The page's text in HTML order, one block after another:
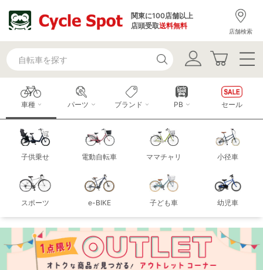
関東に100店舗以上
店頭受取送料無料
店舗検索
車種
子供乗せ 電動自転車 ママチャリ 小径車
スポーツ e-BIKE 子ども車 幼児車
パーツ ブランド PB セール